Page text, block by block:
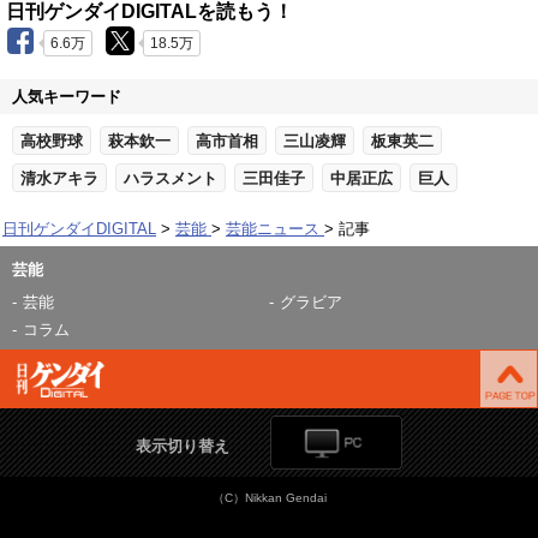
日刊ゲンダイDIGITALを読もう！
6.6万 18.5万
人気キーワード
高校野球 萩本欽一 高市首相 三山凌輝 板東英二
清水アキラ ハラスメント 三田佳子 中居正広 巨人
日刊ゲンダイDIGITAL 芸能 芸能ニュース 記事
芸能
芸能
グラビア
コラム
表示切り替え
（C）Nikkan Gendai